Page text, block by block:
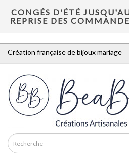
CONGÉS D'ÉTÉ
REPRISE DES
Création française de bijoux mariage